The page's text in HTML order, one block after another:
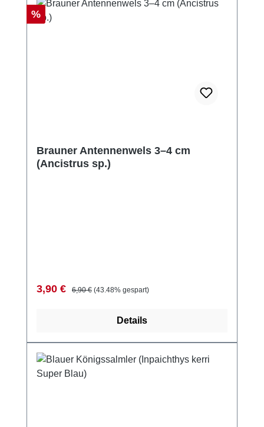
Rabatt
%
Brauner Antennenwels 3–4 cm
(Ancistrus sp.)
Verkaufspreis:
3,90 € Regulärer Preis:
6,90 € (43.48% gespart)
Details